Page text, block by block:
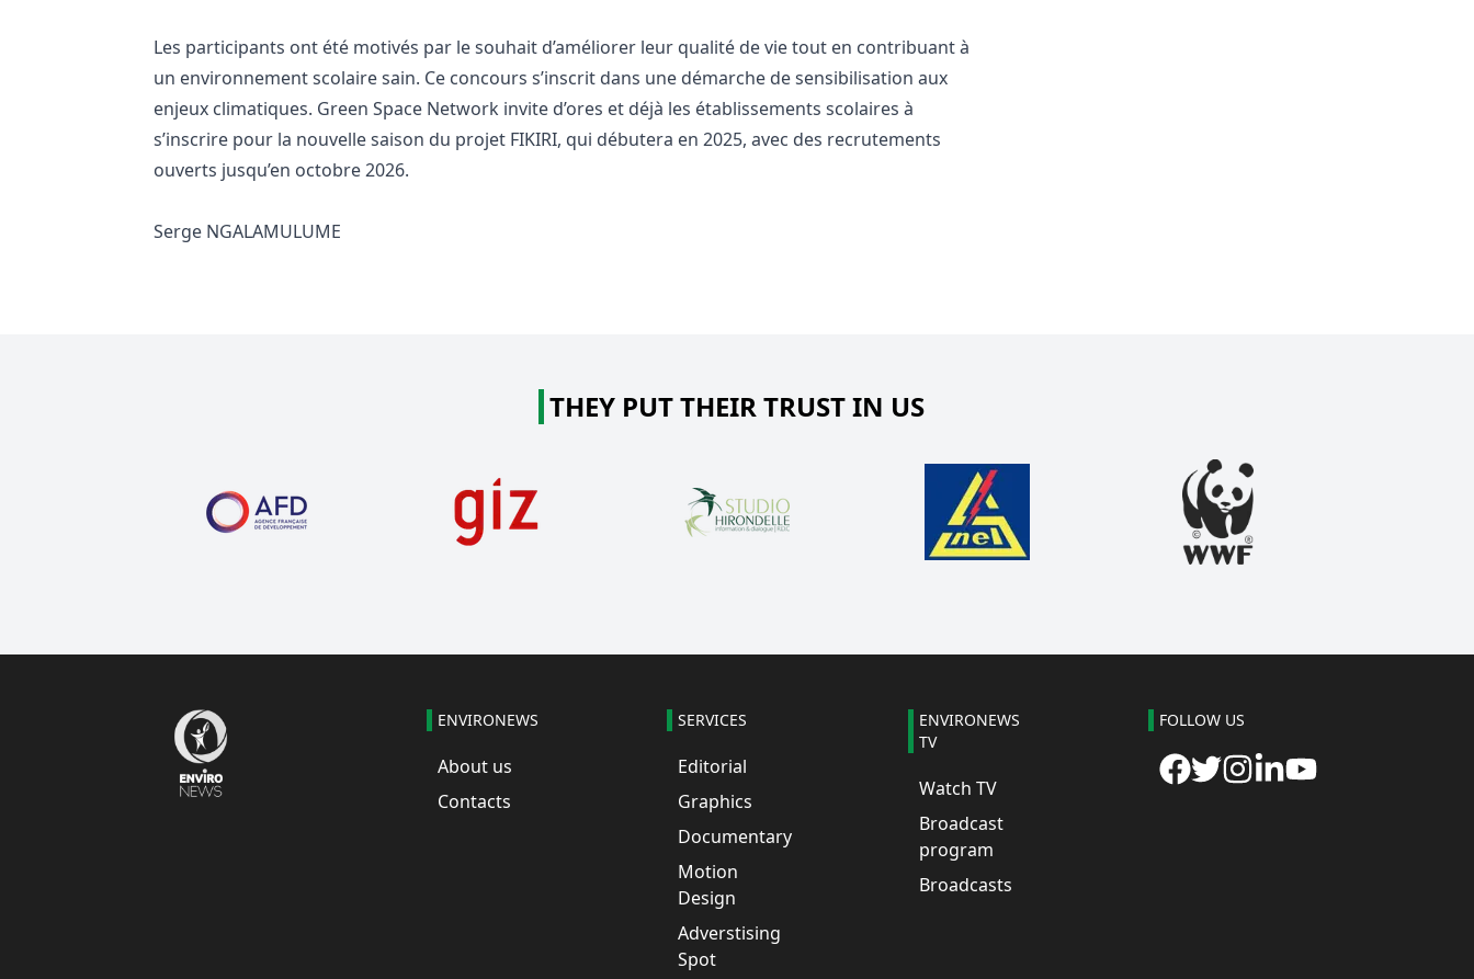
Les participants ont été motivés par le souhait d’améliorer leur qualité de vie tout en contribuant à
un environnement scolaire sain. Ce concours s’inscrit dans une démarche de sensibilisation aux
enjeux climatiques. Green Space Network invite d’ores et déjà les établissements scolaires à
s’inscrire pour la nouvelle saison du projet FIKIRI, qui débutera en 2025, avec des recrutements
ouverts jusqu’en octobre 2026.
Serge NGALAMULUME
THEY PUT THEIR TRUST IN US
ENVIRONEWS
About us
Contacts
SERVICES
Editorial
Graphics
Documentary
Motion
Design
Adverstising
Spot
ENVIRONEWS
TV
Watch TV
Broadcast
program
Broadcasts
FOLLOW US